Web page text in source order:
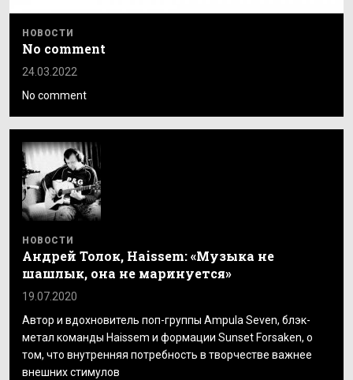
НОВОСТИ
No comment
24.03.2022
No comment
НОВОСТИ
Андрей Толок, Haissem: «Музыка не
шашлык, она не маринуется»
19.07.2020
Автор и вдохновитель поп-группы Ampula Seven, блэк-
метал команды Haissem и формации Sunset Forsaken, о
том, что внутренняя потребность в творчестве важнее
внешних стимулов